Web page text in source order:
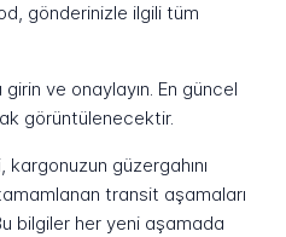
gönderinizle ilgili tüm
ve onaylayın. En güncel
görüntülenecektir.
kargonuzun güzergahını
transit aşamaları
bilgiler her yeni aşamada